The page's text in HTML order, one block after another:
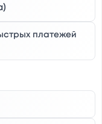
платежей